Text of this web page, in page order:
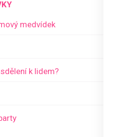
medvídek
k lidem?